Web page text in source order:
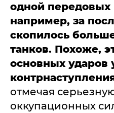
одной передовых
например, за
скопилось
танков. Похоже,
основных ударов
отмечая
оккупационных